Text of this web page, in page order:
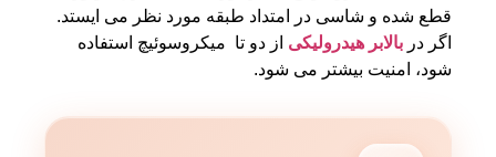
قطع شده و شاسی در امتداد طبقه مورد نظر می ایستد.
اگر در بالابر هیدرولیکی از دو تا میکروسوئیچ استفاده
شود، امنیت بیشتر می شود.